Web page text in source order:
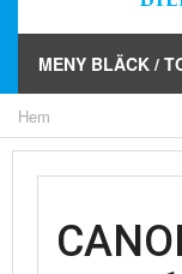
MENY BLÄCK /
Hem